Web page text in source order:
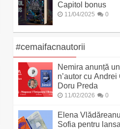
Capitol bonus
11/04/2025 0
#cemaifacnautorii
Nemira anunță
n’autor cu
Doru Preda
11/02/2026 0
Elena
Sofia pentru